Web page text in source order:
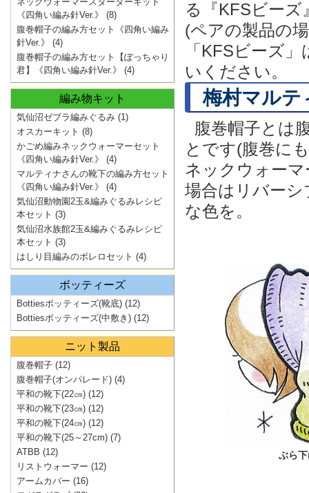
る『KFSビー
(ペアの製品の
「KFSビーズ
いください。
梅村マルテ
腹巻帽子とは
とです(腹巻に
ネックウォー
場合はリバー
な色を。
ぶら
《四角い編み針Ver.》
(8)
腹巻帽子の編み方セット《四角い編み
針Ver.》
(4)
腹巻帽子の編み方セット【ぽっちゃり
君】《四角い編み針Ver.》
(4)
編み物キット
気仙沼ゼブラ編みぐるみ (1)
オスカーキット (8)
かごめ編みネックウォーマーセット
《四角い編み針Ver.》
(4)
マルティナさんの靴下の編み方セット
《四角い編み針Ver.》
(4)
気仙沼動物園2玉&編みぐるみレシピ
本セット (3)
気仙沼水族館2玉&編みぐるみレシピ
本セット (3)
はしり目編みのボレロセット (4)
ボッティーズ
Bottiesボッティーズ(靴底) (12)
Bottiesボッティーズ(中敷き) (12)
ニット製品
腹巻帽子 (12)
腹巻帽子(オンパレード) (4)
平和の靴下(22㎝) (12)
平和の靴下(23㎝) (12)
平和の靴下(24㎝) (12)
平和の靴下(25～27cm) (7)
ATBB (12)
リストウォーマー (12)
アームカバー (16)